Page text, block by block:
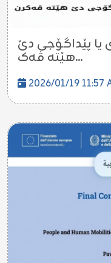
یا پێداگۆجى دێ
هێتە ڤەک...
2026/01/19 11:57